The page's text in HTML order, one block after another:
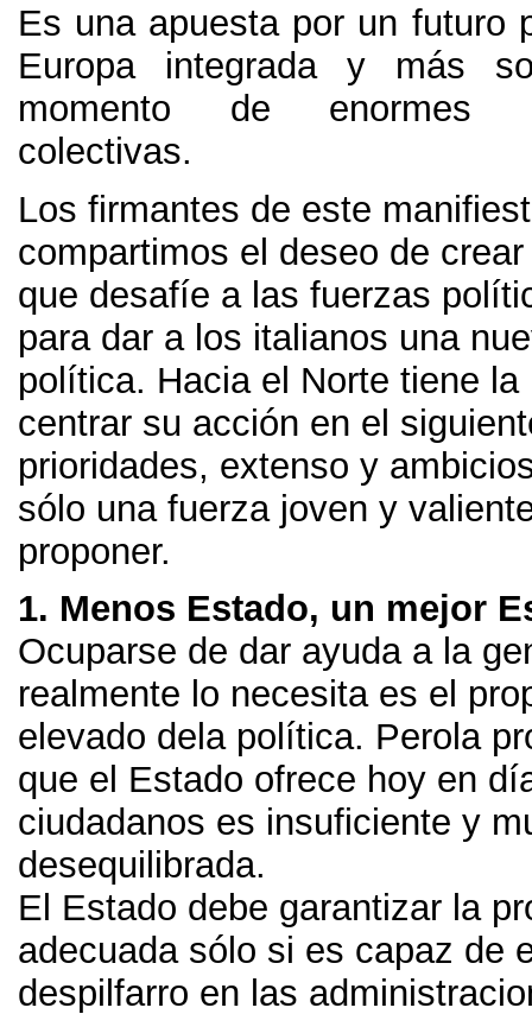
Es una apuesta por un futuro
Europa integrada y más
momento de enormes
colectivas.
Los firmantes de este
compartimos el deseo de
que desafíe a las fuerzas
para dar a los italianos una
política. Hacia el Norte tiene
centrar su acción en el
prioridades, extenso y
sólo una fuerza joven y
proponer.
1. Menos Estado, un mejor
Ocuparse de dar ayuda a la
realmente lo necesita es el
elevado dela política. Perola
que el Estado ofrece hoy en
ciudadanos es insuficiente y
desequilibrada.
El Estado debe garantizar la
adecuada sólo si es capaz de
despilfarro en las